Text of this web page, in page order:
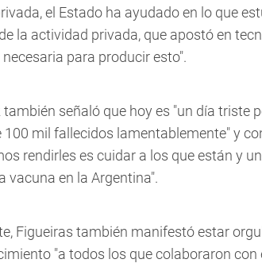
el Estado ha ayudado en lo que
la actividad privada, que apostó en
para producir esto".
también señaló que hoy es "un día triste
100 mil fallecidos lamentablemente" y
rendirles es cuidar a los que están y
vacuna en la Argentina".
Figueiras también manifestó estar
"a todos los que colaboraron